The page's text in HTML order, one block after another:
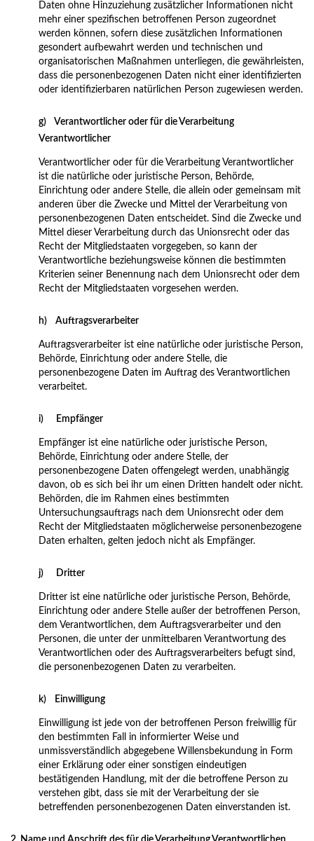
Daten ohne Hinzuziehung zusätzlicher Informationen nicht
mehr einer spezifischen betroffenen Person zugeordnet
werden können, sofern diese zusätzlichen Informationen
gesondert aufbewahrt werden und technischen und
organisatorischen Maßnahmen unterliegen, die gewährleisten,
dass die personenbezogenen Daten nicht einer identifizierten
oder identifizierbaren natürlichen Person zugewiesen werden.
g) Verantwortlicher oder für die Verarbeitung
Verantwortlicher
Verantwortlicher oder für die Verarbeitung Verantwortlicher
ist die natürliche oder juristische Person, Behörde,
Einrichtung oder andere Stelle, die allein oder gemeinsam mit
anderen über die Zwecke und Mittel der Verarbeitung von
personenbezogenen Daten entscheidet. Sind die Zwecke und
Mittel dieser Verarbeitung durch das Unionsrecht oder das
Recht der Mitgliedstaaten vorgegeben, so kann der
Verantwortliche beziehungsweise können die bestimmten
Kriterien seiner Benennung nach dem Unionsrecht oder dem
Recht der Mitgliedstaaten vorgesehen werden.
h) Auftragsverarbeiter
Auftragsverarbeiter ist eine natürliche oder juristische Person,
Behörde, Einrichtung oder andere Stelle, die
personenbezogene Daten im Auftrag des Verantwortlichen
verarbeitet.
i) Empfänger
Empfänger ist eine natürliche oder juristische Person,
Behörde, Einrichtung oder andere Stelle, der
personenbezogene Daten offengelegt werden, unabhängig
davon, ob es sich bei ihr um einen Dritten handelt oder nicht.
Behörden, die im Rahmen eines bestimmten
Untersuchungsauftrags nach dem Unionsrecht oder dem
Recht der Mitgliedstaaten möglicherweise personenbezogene
Daten erhalten, gelten jedoch nicht als Empfänger.
j) Dritter
Dritter ist eine natürliche oder juristische Person, Behörde,
Einrichtung oder andere Stelle außer der betroffenen Person,
dem Verantwortlichen, dem Auftragsverarbeiter und den
Personen, die unter der unmittelbaren Verantwortung des
Verantwortlichen oder des Auftragsverarbeiters befugt sind,
die personenbezogenen Daten zu verarbeiten.
k) Einwilligung
Einwilligung ist jede von der betroffenen Person freiwillig für
den bestimmten Fall in informierter Weise und
unmissverständlich abgegebene Willensbekundung in Form
einer Erklärung oder einer sonstigen eindeutigen
bestätigenden Handlung, mit der die betroffene Person zu
verstehen gibt, dass sie mit der Verarbeitung der sie
betreffenden personenbezogenen Daten einverstanden ist.